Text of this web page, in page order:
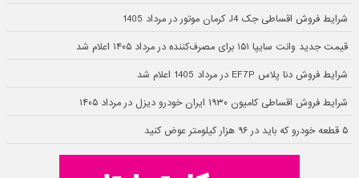
شرایط فروش اقساطی جک J4 کرمان موتور در مرداد 1405
قیمت جدید وانت سایپا ۱۵۱ برای مصرف‌کننده در مرداد ۱۴۰۵ اعلام شد
شرایط فروش دنا پلاس EF7P در مرداد 1405 اعلام شد
شرایط فروش اقساطی کامیون ۱۹۳۰ ایران خودرو دیزل در مرداد ۱۴۰۵
۵ قطعه خودرو که باید در ۹۶ هزار کیلومتر عوض کنید